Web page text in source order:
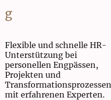
g
Flexible und schnelle HR-
Unterstützung bei
personellen Engpässen,
Projekten und
Transformationsprozessen
mit erfahrenen Experten.